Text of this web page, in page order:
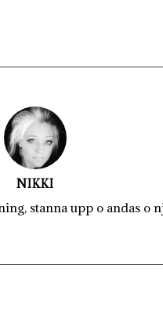
NIKKI
stanna upp o andas o